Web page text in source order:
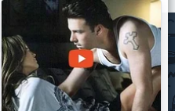
По любым вопросам